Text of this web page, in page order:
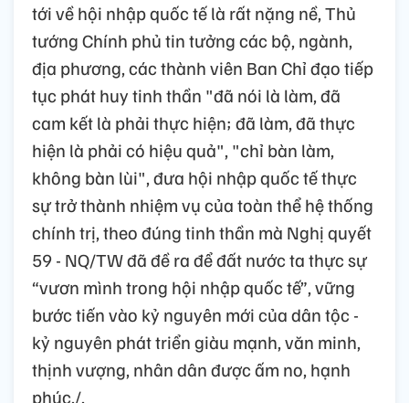
tới về hội nhập quốc tế là rất nặng nề, Thủ
tướng Chính phủ tin tưởng các bộ, ngành,
địa phương, các thành viên Ban Chỉ đạo tiếp
tục phát huy tinh thần "đã nói là làm, đã
cam kết là phải thực hiện; đã làm, đã thực
hiện là phải có hiệu quả", "chỉ bàn làm,
không bàn lùi", đưa hội nhập quốc tế thực
sự trở thành nhiệm vụ của toàn thể hệ thống
chính trị, theo đúng tinh thần mà Nghị quyết
59 - NQ/TW đã đề ra để đất nước ta thực sự
“vươn mình trong hội nhập quốc tế”, vững
bước tiến vào kỷ nguyên mới của dân tộc -
kỷ nguyên phát triển giàu mạnh, văn minh,
thịnh vượng, nhân dân được ấm no, hạnh
phúc./.